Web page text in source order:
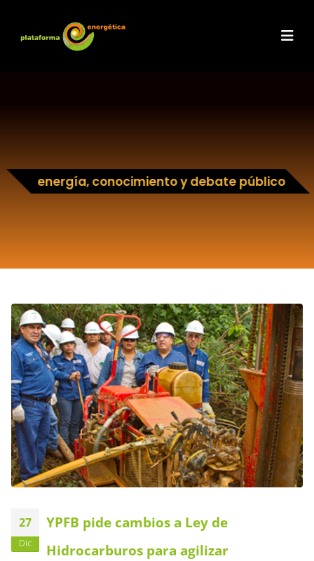
energía, conocimiento y debate público
27
Dic
YPFB pide cambios a Ley de
Hidrocarburos para agilizar